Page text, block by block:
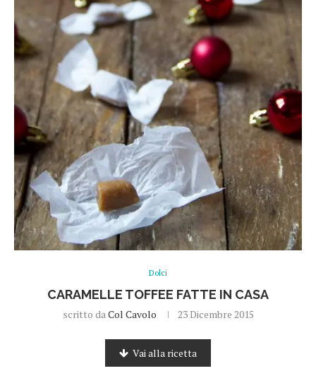
Dolci
CARAMELLE TOFFEE FATTE IN CASA
scritto daCol Cavolo 23 Dicembre 2015
Vai alla ricetta